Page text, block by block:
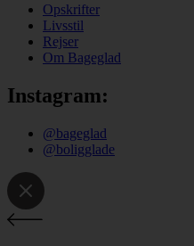
Opskrifter
Livsstil
Rejser
Om Bageglad
Instagram:
@bageglad
@boligglade